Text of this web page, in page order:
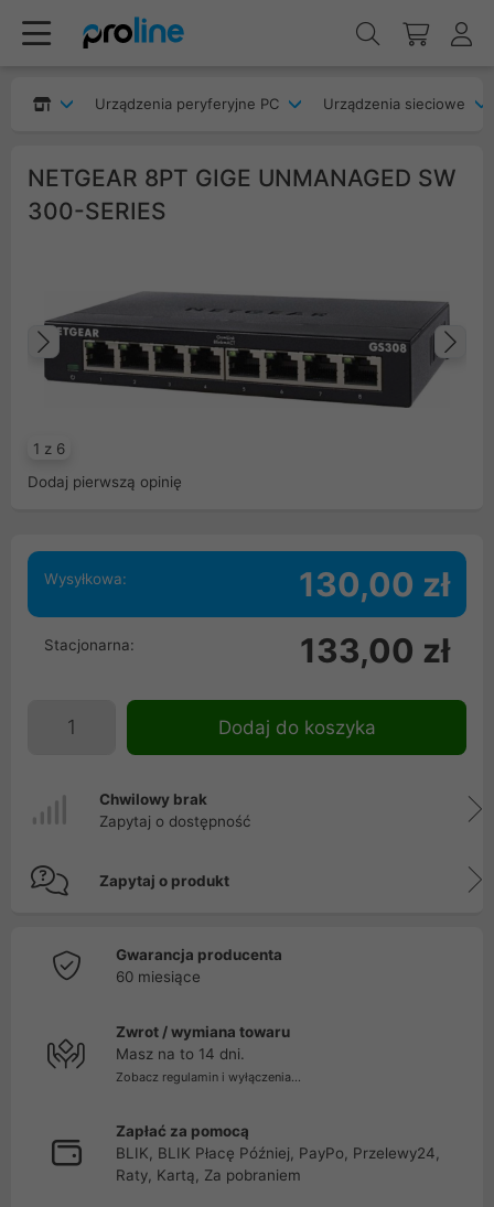
Urządzenia peryferyjne PC Urządzenia sieciowe
NETGEAR 8PT GIGE UNMANAGED SW
300-SERIES
1 z 6
Poprzedni
Dodaj pierwszą opinię
Wysyłkowa: 130,00 zł
Stacjonarna: 133,00 zł
Dodaj do koszyka
Chwilowy brak
Zapytaj o dostępność
Zapytaj o produkt
Gwarancja producenta
60 miesiące
Zwrot / wymiana towaru
Masz na to 14 dni.
Zobacz regulamin i wyłączenia...
Zapłać za pomocą
BLIK, BLIK Płacę Później, PayPo, Przelewy24,
Raty, Kartą, Za pobraniem